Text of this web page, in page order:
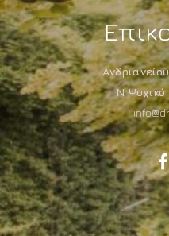
Ν Ψυχικό